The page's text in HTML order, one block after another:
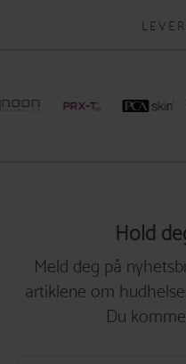
Hold
Meld deg på
artiklene om
Du